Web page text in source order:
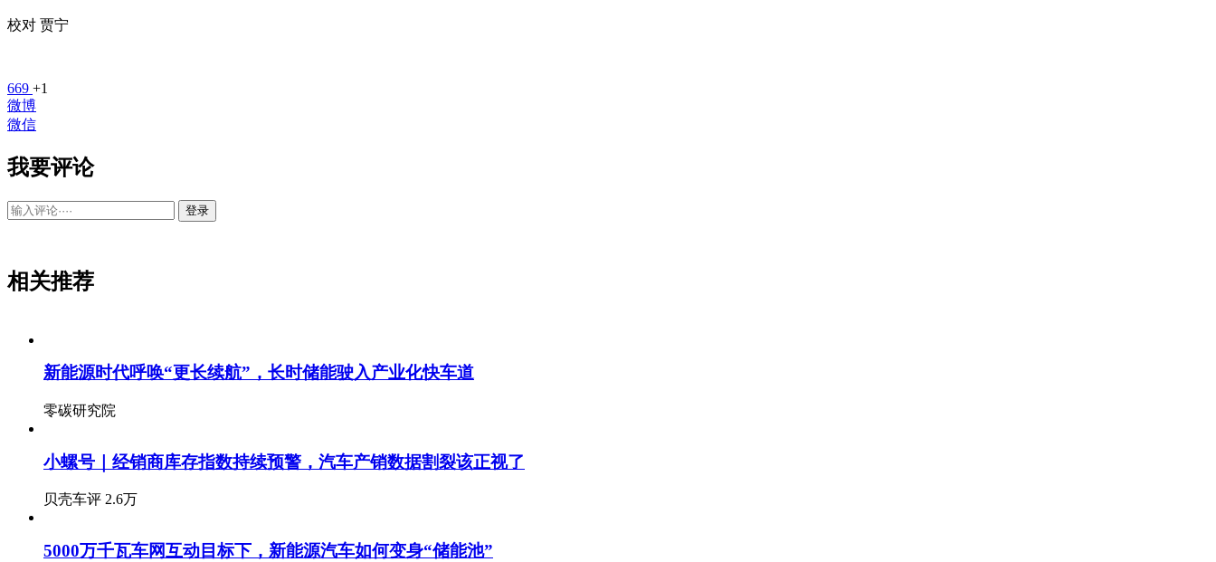
校对 贾宁
669 +1
微博
微信
我要评论
登录
相关推荐
新能源时代呼唤“更长续航”，长时储能驶入产业化快车道
零碳研究院
小螺号｜经销商库存指数持续预警，汽车产销数据割裂该正视了
贝壳车评 2.6万
5000万千瓦车网互动目标下，新能源汽车如何变身“储能池”